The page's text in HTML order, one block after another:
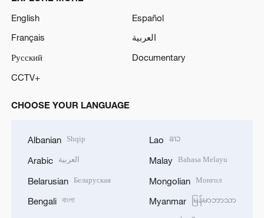
English
Español
Français
العربية
Русский
Documentary
CCTV+
CHOOSE YOUR LANGUAGE
Albanian Shqip
Arabic العربية
Belarusian Беларуская
Bengali বাংলা
Lao ລາວ
Malay Bahasa Melayu
Mongolian Монгол
Myanmar မြန်မာဘာသာ